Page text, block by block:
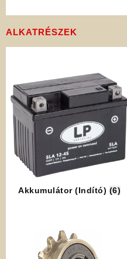
ALKATRÉSZEK
Akkumulátor (Indító) (6)